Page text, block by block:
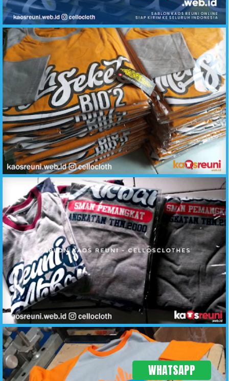
WHATSAPP
Hasil Produksi Sablon Kaos Reuni SMAN Pemangkat - KaosReuni.web.id